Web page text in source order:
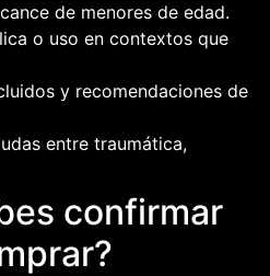
de menores de edad.
o uso en contextos que
y recomendaciones de
entre traumática,
confirmar